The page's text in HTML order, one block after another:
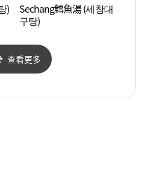
)
Sechang鱈魚湯 (세창대
구탕)
查看更多